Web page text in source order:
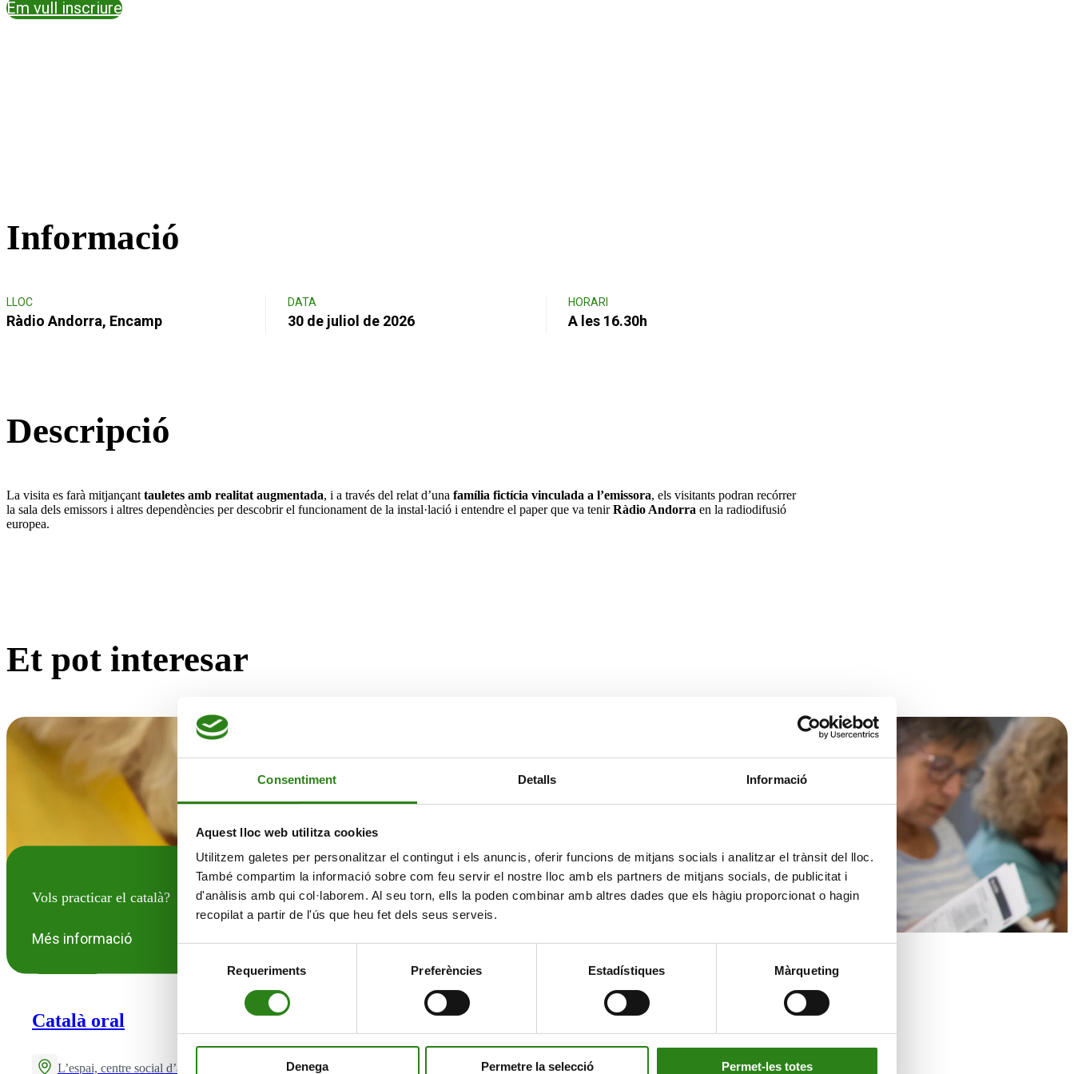
Consentiment Detalls Informació
Aquest lloc web utilitza cookies
Utilitzem galetes per personalitzar el contingut i els anuncis, oferir funcions de mitjans socials i analitzar el trànsit del lloc.
També compartim la informació sobre com feu servir el nostre lloc amb els partners de mitjans socials, de publicitat i
d'anàlisis amb qui col·laborem. Al seu torn, ells la poden combinar amb altres dades que els hàgiu proporcionat o hagin
recopilat a partir de l'ús que heu fet dels seus serveis.
de
consentiment
Requeriments Preferències Estadístiques Màrqueting
Denega Permetre la selecció Permet-les totes
Em vull inscriure
Informació
LLOC
Ràdio Andorra, Encamp
DATA
30 de juliol de 2026
HORARI
A les 16.30h
Descripció
La visita es farà mitjançant tauletes amb realitat augmentada, i a través del relat d’una família fictícia vinculada a l’emissora, els visitants podran recórrer
la sala dels emissors i altres dependències per descobrir el funcionament de la instal·lació i entendre el paper que va tenirRàdio Andorra en la radiodifusió
europea.
Et pot interesar
Vols practicar el català?
Més informació
Català oral
L’espai, centre social d’activitats i formació